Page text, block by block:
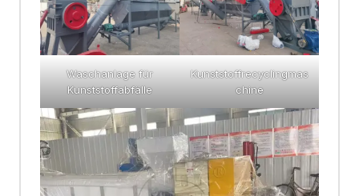
Waschanlage für
Kunststoffabfälle
Kunststoffrecyclingmas
chine